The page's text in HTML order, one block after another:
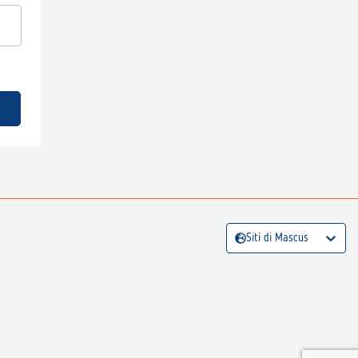
Siti di Mascus